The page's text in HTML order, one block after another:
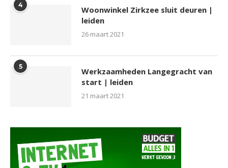
4
Woonwinkel Zirkzee sluit deuren |
leiden
26 maart 2021
5
Werkzaamheden Langegracht van
start | leiden
21 maart 2021